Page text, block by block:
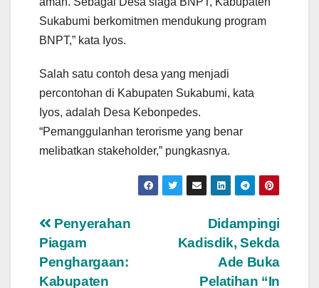
Sukabumi berkomitmen mendukung program
BNPT,” kata Iyos.
Salah satu contoh desa yang menjadi
percontohan di Kabupaten Sukabumi, kata
Iyos, adalah Desa Kebonpedes.
“Pemanggulanhan terorisme yang benar
melibatkan stakeholder,” pungkasnya.
Navigasi
pos
Didampingi
Kadisdik, Sekda
Ade Buka
Pelatihan “In
Penyerahan
Piagam
Penghargaan:
Kabupaten